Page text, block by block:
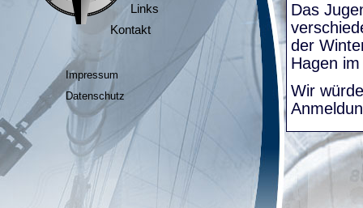
Links
Kontakt
Impressum
Datenschutz
Das
der
Hagen
Wir